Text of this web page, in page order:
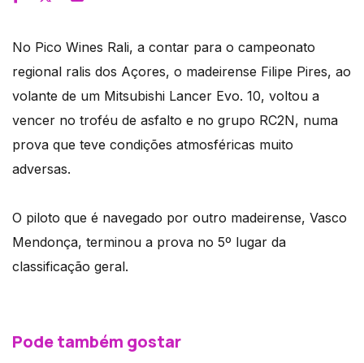
No Pico Wines Rali, a contar para o campeonato
regional ralis dos Açores, o madeirense Filipe Pires, ao
volante de um Mitsubishi Lancer Evo. 10, voltou a
vencer no troféu de asfalto e no grupo RC2N, numa
prova que teve condições atmosféricas muito
adversas.
O piloto que é navegado por outro madeirense, Vasco
Mendonça, terminou a prova no 5º lugar da
classificação geral.
Pode também gostar